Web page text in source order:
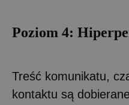
Poziom 4:
Treść komunikatu,
kontaktu są